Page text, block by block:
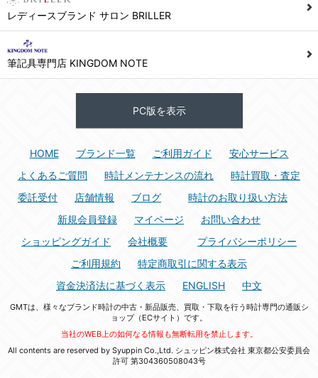
レディースブランド サロン BRILLER
筆記具専門店 KINGDOM NOTE
PC版を表示
HOME ブランド一覧 ご利用ガイド
安心サービス
よくあるご質問
時計メンテナンスの流れ
時計買取・査定
委託受付
店舗情報 ブログ
時計のお取り扱い方法
新規会員登録
マイページ
お問い合わせ
ショッピングガイド
会社概要
プライバシーポリシー
ご利用規約
特定商取引に関する表示
資金決済法に基づく表示
ENGLISH 中文
GMTは、様々なブランド時計の中古・新品販売、買取・下取を行う時計専門の通販シ
ョップ（ECサイト）です。
当社のWEB上の如何なる情報も無断転用を禁止します。
All contents are reserved by Syuppin Co.,Ltd. シュッピン株式会社 東京都公安委員会
許可 第304360508043号